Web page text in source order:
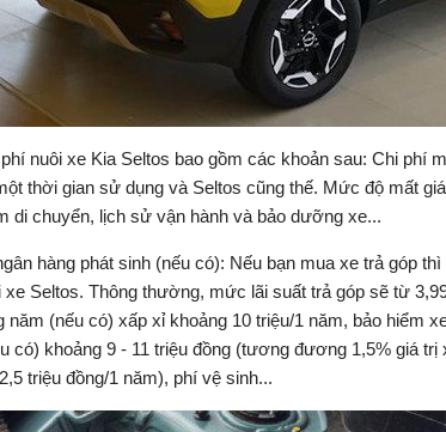
nuôi xe Kia Seltos bao gồm các khoản sau: Chi phí
thời gian sử dụng và Seltos cũng thế. Mức độ mất
di chuyển, lịch sử vận hành và bảo dưỡng xe...
hàng phát sinh (nếu có): Nếu bạn mua xe trả góp
xe Seltos. Thông thường, mức lãi suất trả góp sẽ từ
năm (nếu có) xấp xỉ khoảng 10 triệu/1 năm, bảo hiểm
có) khoảng 9 - 11 triệu đồng (tương đương 1,5% giá
triệu đồng/1 năm), phí vệ sinh...